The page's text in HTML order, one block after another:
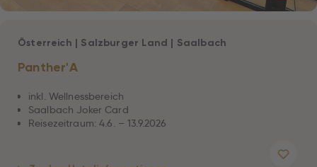
Panther'A
Österreich | Salzburger Land | Saalbach
inkl. Wellnessbereich
Saalbach Joker Card
Reisezeitraum: 4.6. – 13.9.2026